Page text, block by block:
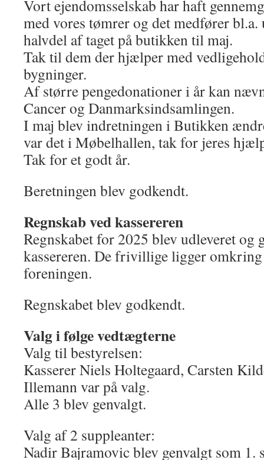
Vort ejendomsselskab har haft
med vores tømrer og det medfører
halvdel af taget på butikken til maj.
Tak til dem der hjælper med
bygninger.
Af større pengedonationer i år kan
Cancer og Danmarksindsamlingen.
I maj blev indretningen i Butikken
var det i Møbelhallen, tak for jeres
Tak for et godt år.
Beretningen blev godkendt.
Regnskab ved kassereren
Regnskabet for 2025 blev udleveret og
kassereren. De frivillige ligger
foreningen.
Regnskabet blev godkendt.
Valg i følge vedtægterne
Valg til bestyrelsen:
Kasserer Niels Holtegaard, Carsten
Illemann var på valg.
Alle 3 blev genvalgt.
Valg af 2 suppleanter:
Nadir Bajramovic blev genvalgt som 1.